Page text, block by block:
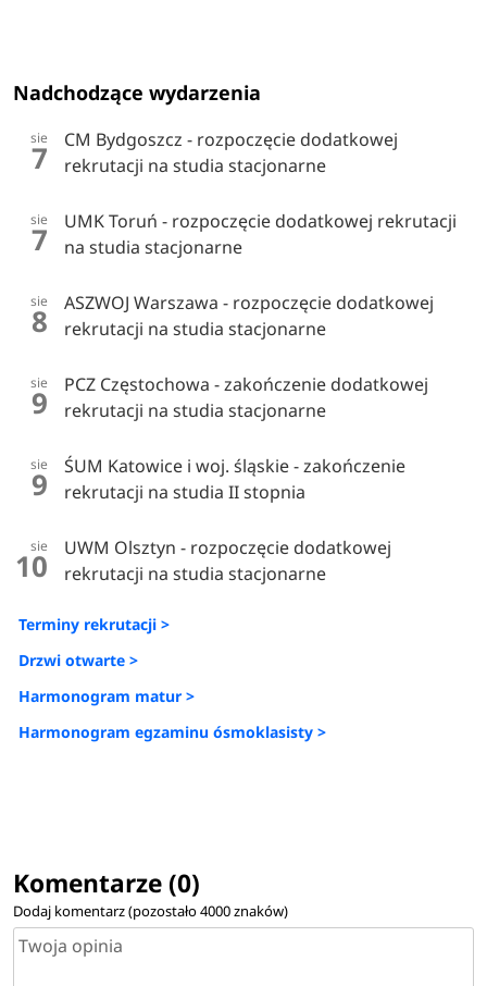
Nadchodzące wydarzenia
sie
7
CM Bydgoszcz - rozpoczęcie dodatkowej
rekrutacji na studia stacjonarne
sie
7
UMK Toruń - rozpoczęcie dodatkowej rekrutacji
na studia stacjonarne
sie
8
ASZWOJ Warszawa - rozpoczęcie dodatkowej
rekrutacji na studia stacjonarne
sie
9
PCZ Częstochowa - zakończenie dodatkowej
rekrutacji na studia stacjonarne
sie
9
ŚUM Katowice i woj. śląskie - zakończenie
rekrutacji na studia II stopnia
sie
10
UWM Olsztyn - rozpoczęcie dodatkowej
rekrutacji na studia stacjonarne
Terminy rekrutacji >
Drzwi otwarte >
Harmonogram matur >
Harmonogram egzaminu ósmoklasisty >
Komentarze (0)
Dodaj komentarz (pozostało4000znaków)